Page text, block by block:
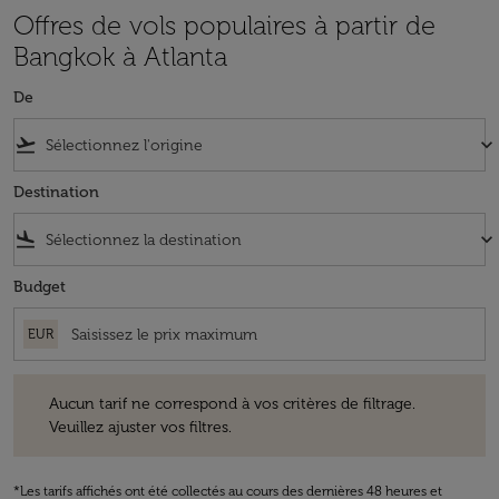
Offres de vols populaires à partir de
Bangkok à Atlanta
De
flight_takeoff keyboard_arrow_down
Destination
flight_land keyboard_arrow_down
Budget
EUR
Aucun tarif ne correspond à vos critères de filtrage.
Veuillez ajuster vos filtres.
*Les tarifs affichés ont été collectés au cours des dernières 48 heures et